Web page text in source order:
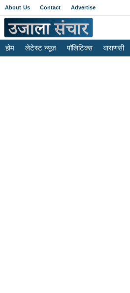
About Us Contact Advertise
होम लेटेस्ट न्यूज़ पॉलिटिक्स वाराणसी